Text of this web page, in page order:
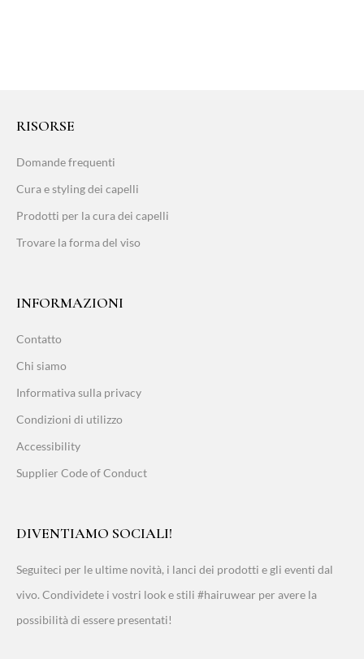
RISORSE
Domande frequenti
Cura e styling dei capelli
Prodotti per la cura dei capelli
Trovare la forma del viso
INFORMAZIONI
Contatto
Chi siamo
Informativa sulla privacy
Condizioni di utilizzo
Accessibility
Supplier Code of Conduct
DIVENTIAMO SOCIALI!
Seguiteci per le ultime novità, i lanci dei prodotti e gli eventi dal
vivo. Condividete i vostri look e stili #hairuwear per avere la
possibilità di essere presentati!